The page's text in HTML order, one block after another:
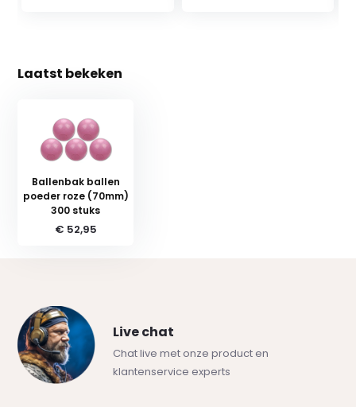
Laatst bekeken
Ballenbak ballen
poeder roze (70mm)
300 stuks
€ 52,95
Live chat
Chat live met onze product en
klantenservice experts